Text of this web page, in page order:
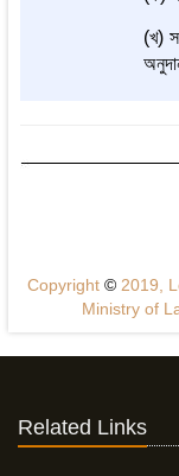
(খ)
Copyright ©2019,
Ministry of
Related Links